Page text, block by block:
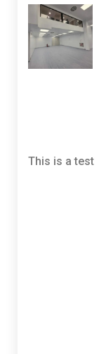
This is a test